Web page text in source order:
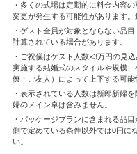
・多くの式場は定期的に料金内容
変更が発生する可能性があります
・ゲスト全員が対象とならない品
計算されている場合があります。
・ご祝儀はゲスト人数×3万円の見
実施する結婚式のスタイルや規模
僚・ご友人）によって上下する可能
・表示されている人数は新郎新婦
婦のメイン卓は含みません。
・パッケージプランに含まれる品
側で定めている条件以外では0円に
い。